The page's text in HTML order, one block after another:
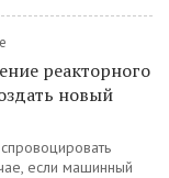
реакторного
новый
если машинный